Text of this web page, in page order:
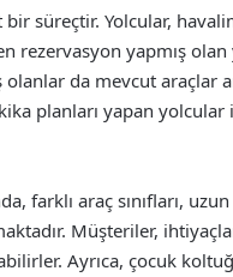
süreçtir. Yolcular,
yapmış olan
da mevcut araçlar
planları yapan
farklı araç sınıfları,
Müşteriler,
Ayrıca, çocuk